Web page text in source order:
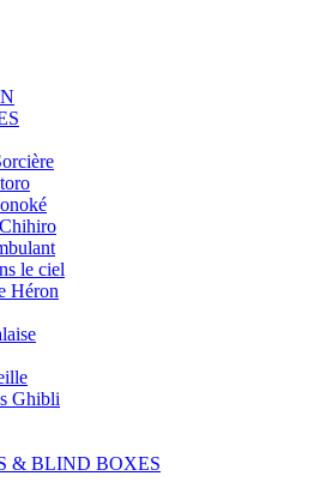
le ciel
Héron
Ghibli
& BLIND BOXES